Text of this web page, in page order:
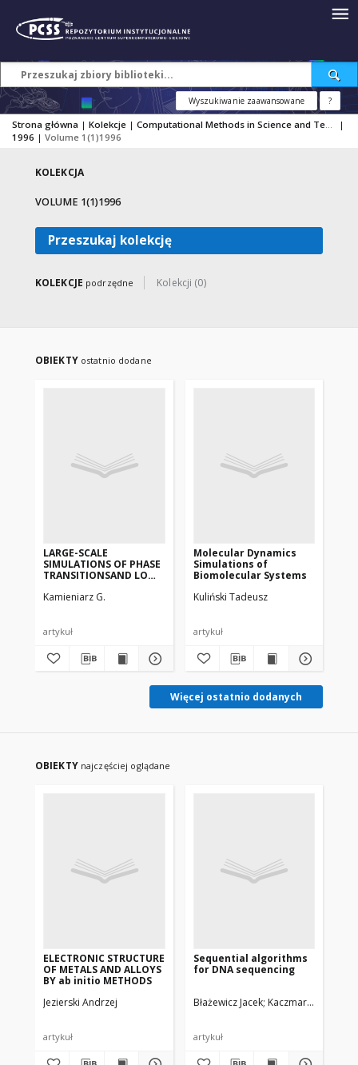
Wyszukiwanie zaawansowane ?
Strona główna | Kolekcje | Computational Methods in Science and Technology
|
1996 | Volume 1(1)1996
KOLEKCJA
VOLUME 1(1)1996
Przeszukaj kolekcję
KOLEKCJE podrzędne Kolekcji (0)
OBIEKTY ostatnio dodane
LARGE-SCALE
SIMULATIONS OF PHASE
TRANSITIONSAND LOW-
Kamieniarz G.
artykuł
Molecular Dynamics
Simulations of
Biomolecular Systems
Kuliński Tadeusz
artykuł
Więcej ostatnio dodanych
OBIEKTY najczęściej oglądane
ELECTRONIC STRUCTURE
OF METALS AND ALLOYS
BY ab initio METHODS
Jezierski Andrzej
artykuł
Sequential algorithms
for DNA sequencing
Błażewicz Jacek Kaczmarek Janusz,
artykuł